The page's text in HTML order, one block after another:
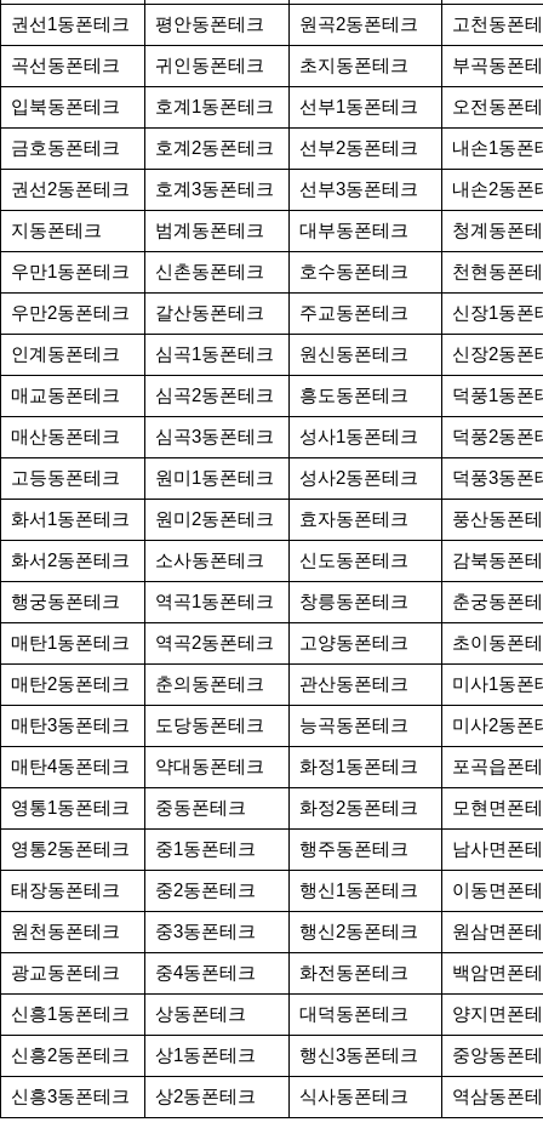
권선1동폰테크
평안동폰테크 원곡2동폰테크
고천동폰
곡선동폰테크
귀인동폰테크 초지동폰테크
부곡동폰
입북동폰테크
호계1동폰테크 선부1동폰테크
오전동폰
금호동폰테크
호계2동폰테크 선부2동폰테크
내손1동폰
권선2동폰테크
호계3동폰테크 선부3동폰테크
내손2동폰
지동폰테크
범계동폰테크 대부동폰테크
청계동폰
우만1동폰테크
신촌동폰테크 호수동폰테크
천현동폰
우만2동폰테크
갈산동폰테크 주교동폰테크
신장1동폰
인계동폰테크
심곡1동폰테크 원신동폰테크
신장2동폰
매교동폰테크
심곡2동폰테크 흥도동폰테크
덕풍1동폰
매산동폰테크
심곡3동폰테크 성사1동폰테크
덕풍2동폰
고등동폰테크
원미1동폰테크 성사2동폰테크
덕풍3동폰
화서1동폰테크
원미2동폰테크 효자동폰테크
풍산동폰
화서2동폰테크
소사동폰테크 신도동폰테크
감북동폰
행궁동폰테크
역곡1동폰테크 창릉동폰테크
춘궁동폰
매탄1동폰테크
역곡2동폰테크 고양동폰테크
초이동폰
매탄2동폰테크
춘의동폰테크 관산동폰테크
미사1동폰
매탄3동폰테크
도당동폰테크 능곡동폰테크
미사2동폰
매탄4동폰테크
약대동폰테크 화정1동폰테크
포곡읍폰
영통1동폰테크
중동폰테크 화정2동폰테크
모현면폰
영통2동폰테크
중1동폰테크 행주동폰테크
남사면폰
태장동폰테크
중2동폰테크 행신1동폰테크
이동면폰
원천동폰테크
중3동폰테크 행신2동폰테크
원삼면폰
광교동폰테크
중4동폰테크 화전동폰테크
백암면폰
신흥1동폰테크
상동폰테크 대덕동폰테크
양지면폰
신흥2동폰테크
상1동폰테크 행신3동폰테크
중앙동폰
신흥3동폰테크
상2동폰테크 식사동폰테크 역삼동폰